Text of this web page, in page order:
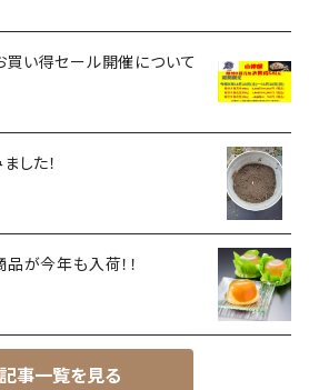
い得セール開催について
した！
が今年も入荷！！
記事一覧を見る